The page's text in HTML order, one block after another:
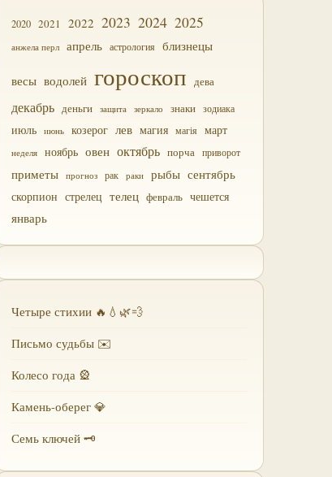
2020 2021 2022 2023 2024 2025
анжела перл апрель астрология близнецы
весы водолей гороскоп дева
декабрь деньги защита зеркало знаки зодиака
июль июнь козерог лев магия магія март
неделя ноябрь овен октябрь порча приворот
приметы прогноз рак раки рыбы сентябрь
скорпион стрелец телец февраль чешется
январь
Четыре стихии 🔥💧🌿💨
Письмо судьбы ✉️
Колесо года 🎡
Камень-оберег 💎
Семь ключей 🗝